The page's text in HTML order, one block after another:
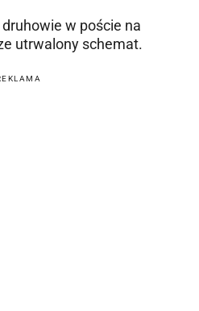
w poście na
utrwalony schemat.